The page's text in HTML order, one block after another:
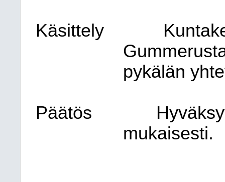
Käsittely
pykälän
Päätös
mukaisesti.